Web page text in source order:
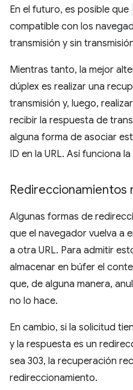
En el futuro, es posible que
compatible con los
transmisión y sin
Mientras tanto, la mejor
dúplex es realizar una
transmisión y, luego,
recibir la respuesta de
alguna forma de asociar
ID en la URL. Así funciona la
Redireccionamientos
Algunas formas de
que el navegador vuelva a
a otra URL. Para admitir
almacenar en búfer el
que, de alguna manera,
no lo hace.
En cambio, si la solicitud
y la respuesta es un
sea 303, la recuperación
redireccionamiento.